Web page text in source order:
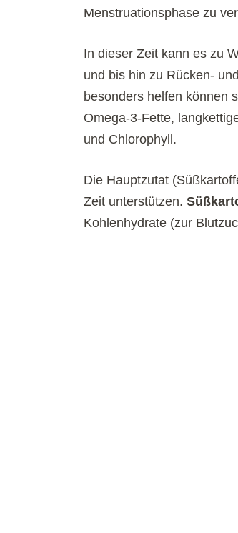
Menstruationsphase zu
In dieser Zeit kann es zu
und bis hin zu Rücken-
besonders helfen können
Omega-3-Fette,
und Chlorophyll.
Die Hauptzutat
Zeit unterstützen.
Kohlenhydrate (zur